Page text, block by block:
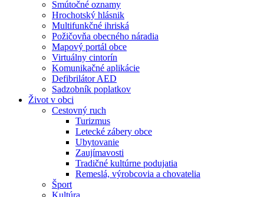
Smútočné oznamy
Hrochotský hlásnik
Multifunkčné ihriská
Požičovňa obecného náradia
Mapový portál obce
Virtuálny cintorín
Komunikačné aplikácie
Defibrilátor AED
Sadzobník poplatkov
Život v obci
Cestovný ruch
Turizmus
Letecké zábery obce
Ubytovanie
Zaujímavosti
Tradičné kultúrne podujatia
Remeslá, výrobcovia a chovatelia
Šport
Kultúra